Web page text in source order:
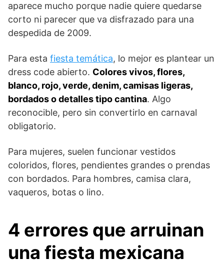
aparece mucho porque nadie quiere quedarse
corto ni parecer que va disfrazado para una
despedida de 2009.
Para esta fiesta temática, lo mejor es plantear un
dress code abierto. Colores vivos, flores,
blanco, rojo, verde, denim, camisas ligeras,
bordados o detalles tipo cantina. Algo
reconocible, pero sin convertirlo en carnaval
obligatorio.
Para mujeres, suelen funcionar vestidos
coloridos, flores, pendientes grandes o prendas
con bordados. Para hombres, camisa clara,
vaqueros, botas o lino.
4 errores que arruinan
una fiesta mexicana